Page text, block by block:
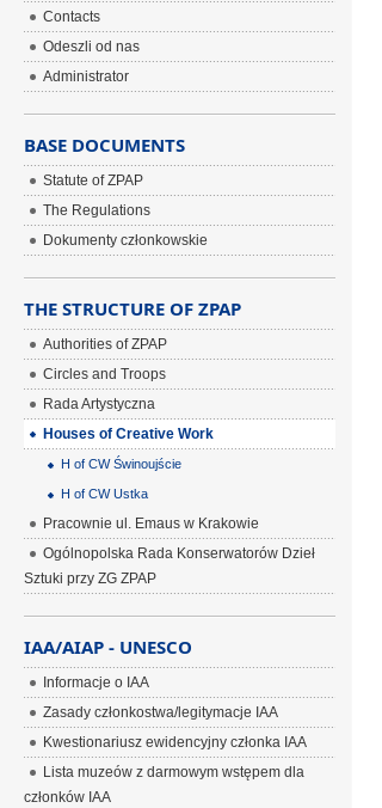
Contacts
Odeszli od nas
Administrator
BASE DOCUMENTS
Statute of ZPAP
The Regulations
Dokumenty członkowskie
THE STRUCTURE OF ZPAP
Authorities of ZPAP
Circles and Troops
Rada Artystyczna
Houses of Creative Work
H of CW Świnoujście
H of CW Ustka
Pracownie ul. Emaus w Krakowie
Ogólnopolska Rada Konserwatorów Dzieł
Sztuki przy ZG ZPAP
IAA/AIAP - UNESCO
Informacje o IAA
Zasady członkostwa/legitymacje IAA
Kwestionariusz ewidencyjny członka IAA
Lista muzeów z darmowym wstępem dla
członków IAA